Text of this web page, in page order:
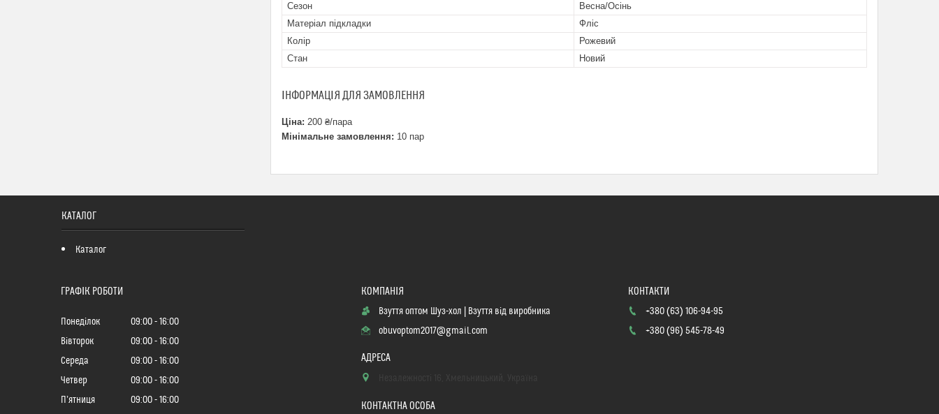
Сезон
Весна/Осінь
Матеріал підкладки
Фліс
Колір
Рожевий
Стан
Новий
ІНФОРМАЦІЯ ДЛЯ ЗАМОВЛЕННЯ
Ціна: 200 ₴/пара
Мінімальне замовлення: 10 пар
КАТАЛОГ
Каталог
ГРАФІК РОБОТИ
Понеділок 09:00
16:00
Вівторок
09:00
16:00
Середа
09:00
16:00
Четвер
09:00
16:00
Пʼятниця
09:00 16:00
Взуття оптом Шуз-хол | Взуття від виробника
obuvoptom2017@gmail.com
+380 (63) 106-94-95
+380 (96) 545-78-49